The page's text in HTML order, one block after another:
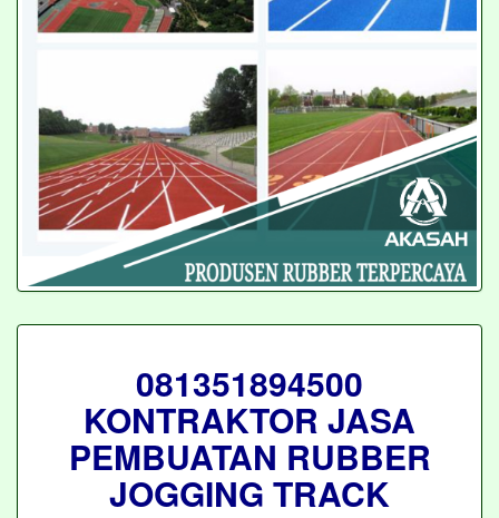
081351894500
KONTRAKTOR JASA
PEMBUATAN RUBBER
JOGGING TRACK